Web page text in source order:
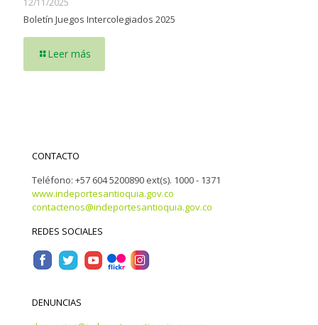
12/11/2025
Boletín Juegos Intercolegiados 2025
Leer más
CONTACTO
Teléfono: +57 604 5200890 ext(s). 1000 - 1371
www.indeportesantioquia.gov.co
contactenos@indeportesantioquia.gov.co
REDES SOCIALES
DENUNCIAS